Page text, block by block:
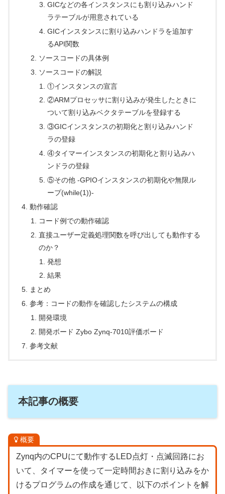
GICなどの各インスタンスにも割り込みハンド
ラテーブルが用意されている
GICインスタンスに割り込みハンドラを追加す
るAPI関数
ソースコードの具体例
ソースコードの解説
①インスタンスの宣言
②ARMプロセッサに割り込みが発生したときに
ついて割り込みベクタテーブルを登録する
③GICインスタンスの初期化と割り込みハンド
ラの登録
④タイマーインスタンスの初期化と割り込みハ
ンドラの登録
⑤その他 -GPIOインスタンスの初期化や無限ル
ープ(while(1))-
動作確認
コード例での動作確認
直接ユーザー定義処理関数を呼び出しても動作する
のか？
発想
結果
まとめ
参考：コードの動作を確認したシステムの構成
開発環境
開発ボード Zybo Zynq-7010評価ボード
参考文献
本記事の概要
概要
Zynq内のCPUにて動作するLED点灯・点滅回路にお
いて、タイマーを使って一定時間おきに割り込みをか
けるプログラムの作成を通じて、以下のポイントを解